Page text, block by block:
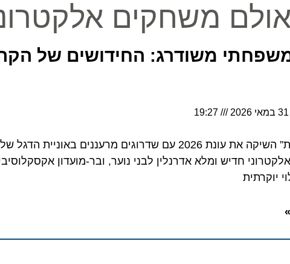
משחקים אלקטרוני
משודרג: החידושים של
19:27
“מנו ספנות” השיקה את עונת 2026 עם שדרוגים מרעננים
חדיש ומלא אדרנלין לבני נוער, ובר-מועדון אקסקלוסיבי